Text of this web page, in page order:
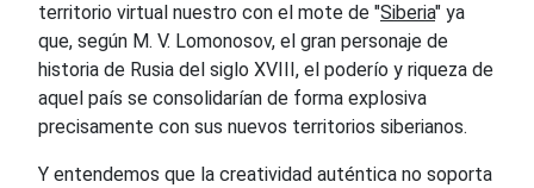
territorio virtual nuestro con el mote de "Siberia" ya
que, según M. V. Lomonosov, el gran personaje de
historia de Rusia del siglo XVIII, el poderío y riqueza de
aquel país se consolidarían de forma explosiva
precisamente con sus nuevos territorios siberianos.
Y entendemos que la creatividad auténtica no soporta